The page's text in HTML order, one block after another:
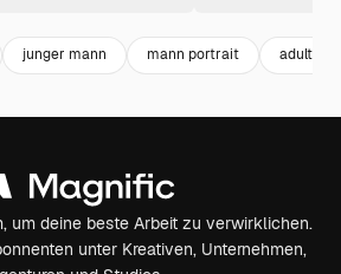
junger mann mann portrait adult
um deine beste Arbeit zu verwirklichen.
unter Kreativen, Unternehmen,